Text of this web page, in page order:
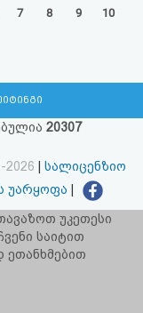
7 8 9 10
20307
2026
სალიცენზიო
უარყოფა
ბმულზე
უკეთესი
საიტით